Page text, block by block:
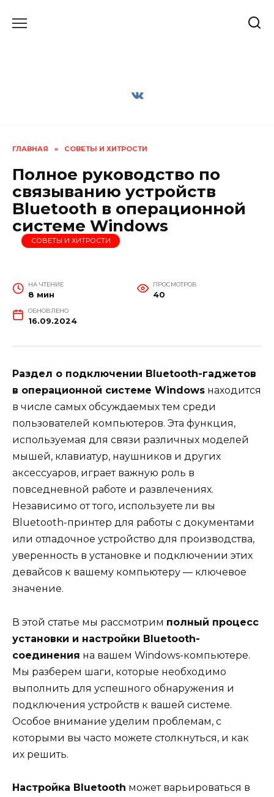
ГЛАВНАЯ » СОВЕТЫ И ХИТРОСТИ
Полное руководство по
связыванию устройств
Bluetooth в операционной
системе Windows
СОВЕТЫ И ХИТРОСТИ
НА ЧТЕНИЕ
8 мин
ПРОСМОТРОВ
40
ОБНОВЛЕНО
16.09.2024
Раздел о подключении Bluetooth-гаджетов
в операционной системе Windows находится
в числе самых обсуждаемых тем среди
пользователей компьютеров. Эта функция,
используемая для связи различных моделей
мышей, клавиатур, наушников и других
аксессуаров, играет важную роль в
повседневной работе и развлечениях.
Независимо от того, используете ли вы
Bluetooth-принтер для работы с документами
или отладочное устройство для производства,
уверенность в установке и подключении этих
девайсов к вашему компьютеру — ключевое
значение.
В этой статье мы рассмотрим полный процесс
установки и настройки Bluetooth-
соединения на вашем Windows-компьютере.
Мы разберем шаги, которые необходимо
выполнить для успешного обнаружения и
подключения устройств к вашей системе.
Особое внимание уделим проблемам, с
которыми вы часто можете столкнуться, и как
их решить.
Настройка Bluetooth может варьироваться в